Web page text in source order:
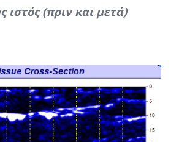
ιστός (πριν και μετά)